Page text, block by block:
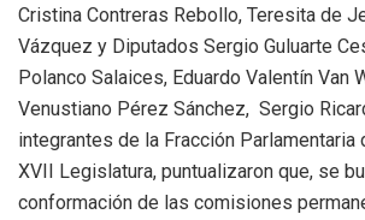
Cristina Contreras Rebollo, Teresita de
Vázquez y Diputados Sergio Guluarte
Polanco Salaices, Eduardo Valentín Van
Venustiano Pérez Sánchez, Sergio
integrantes de la Fracción Parlamentaria
XVII Legislatura, puntualizaron que, se
conformación de las comisiones